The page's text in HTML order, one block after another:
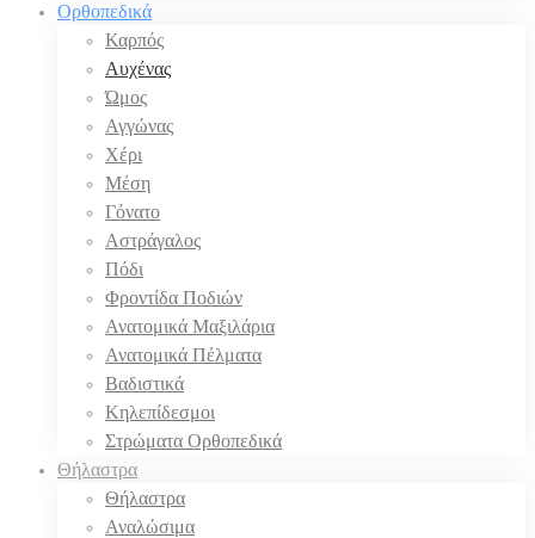
Ορθοπεδικά
Καρπός
Αυχένας
Ώμος
Αγγώνας
Χέρι
Μέση
Γόνατο
Αστράγαλος
Πόδι
Φροντίδα Ποδιών
Ανατομικά Μαξιλάρια
Ανατομικά Πέλματα
Βαδιστικά
Κηλεπίδεσμοι
Στρώματα Ορθοπεδικά
Θήλαστρα
Θήλαστρα
Αναλώσιμα